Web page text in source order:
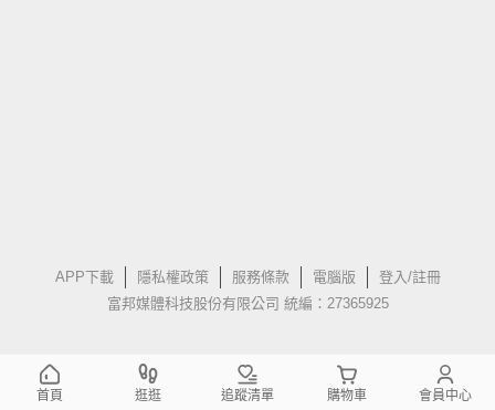
APP下載 隱私權政策 服務條款 電腦版
登入/註冊
富邦媒體科技股份有限公司 統編：27365925
首頁 逛逛 追蹤清單 購物車 會員中心